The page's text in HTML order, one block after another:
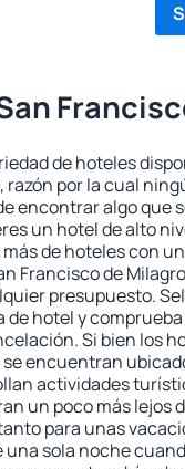
de hoteles
razón por la cual
encontrar algo que
un hotel de alto
de hoteles con
Francisco de
presupuesto.
de hotel y
Si bien los
encuentran
actividades
un poco más lejos
para unas
sola noche